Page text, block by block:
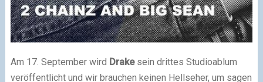
Am 17. September wird Drakesein drittes Studioablum
veröffentlicht und wir brauchen keinen Hellseher, um sagen